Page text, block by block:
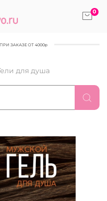
0
ЗАКАЗЕ ОТ 4000р
для душа